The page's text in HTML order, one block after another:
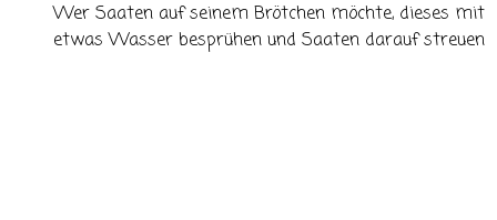
Wer Saaten auf seinem Brötchen möchte, dieses mit
etwas Wasser besprühen und Saaten darauf streuen